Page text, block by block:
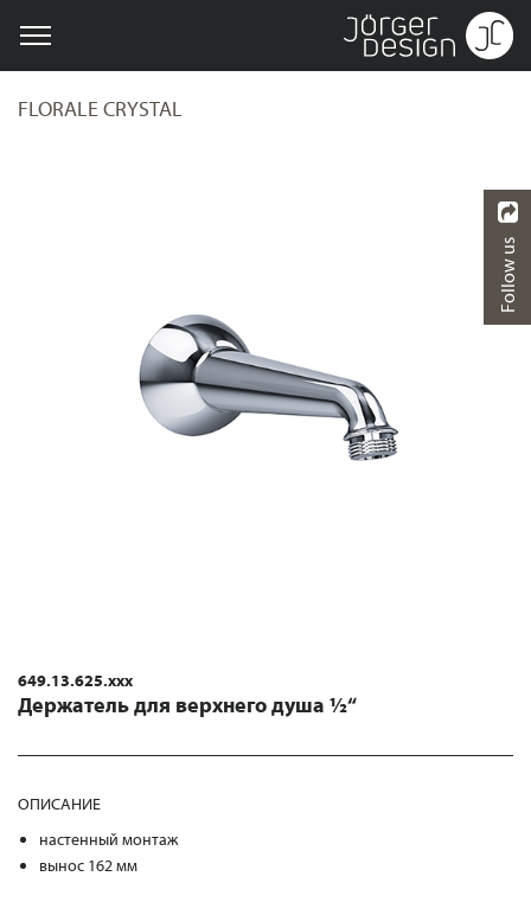
FLORALE CRYSTAL
649.13.625.xxx
Держатель для верхнего душа ½“
ОПИСАНИЕ
настенный монтаж
вынос 162 мм
Follow us